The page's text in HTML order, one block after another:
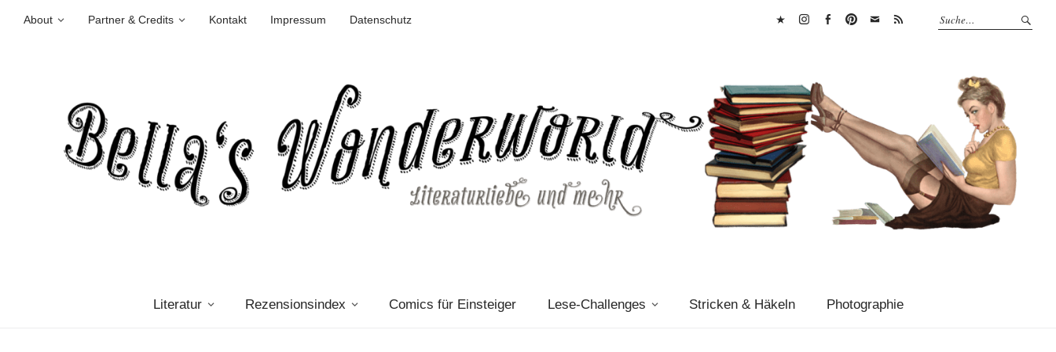
About Partner & Credits Kontakt Impressum
Datenschutz
Literatur Rezensionsindex Comics für Einsteiger Lese-Challenges Stricken & Häkeln Photographie